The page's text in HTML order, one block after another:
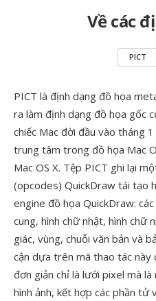
Về các
PICT
PICT là định dạng đồ họa
ra làm định dạng đồ họa gốc
chiếc Mac đời đầu vào tháng
trung tâm trong đồ họa Mac
Mac OS X. Tệp PICT ghi lại
(opcodes) QuickDraw tái tạo
engine đồ họa QuickDraw:
cung, hình chữ nhật, hình chữ
giác, vùng, chuỗi văn bản và
cận dựa trên mã thao tác này
đơn giản chỉ là lưới pixel mà
hình ảnh, kết hợp các phần tử